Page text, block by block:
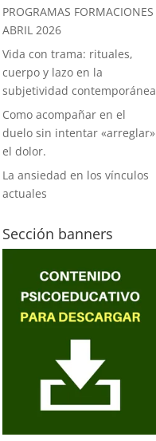
PROGRAMAS FORMACIONES
ABRIL 2026
Vida con trama: rituales,
cuerpo y lazo en la
subjetividad contemporánea
Como acompañar en el
duelo sin intentar «arreglar»
el dolor.
La ansiedad en los vínculos
actuales
Sección banners